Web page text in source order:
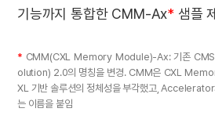
기능까지 통합한 CMM-Ax* 샘플
* CMM(CXL Memory Module)-Ax: 기존
olution) 2.0의 명칭을 변경. CMM은 CXL
XL 기반 솔루션의 정체성을 부각했고, Accelerator
는 이름을 붙임